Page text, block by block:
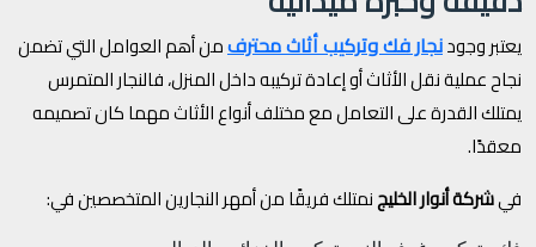
يعتبر وجودنجار فك وتركيب أثاث محترفمن أهم العوامل التي تضمن
نجاح عملية نقل الأثاث أو إعادة تركيبه داخل المنزل، فالنجار المتمرس
يمتلك القدرة على التعامل مع مختلف أنواع الأثاث مهما كان تصميمه
معقدًا.
فيشركة أنوار الخليجنمتلك فريقًا من أمهر النجارين المتخصصين في: